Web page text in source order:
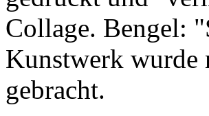
Collage. Bengel:
Kunstwerk wurde
gebracht.